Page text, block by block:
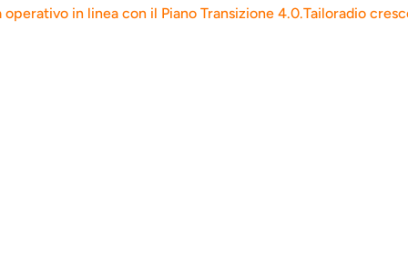
in linea con il Piano Transizione 4.0.Tailoradio